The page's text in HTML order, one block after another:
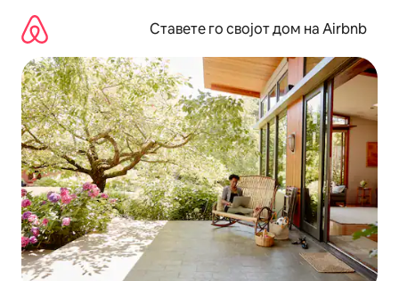
содржина
Ставете го својот дом на Airbnb